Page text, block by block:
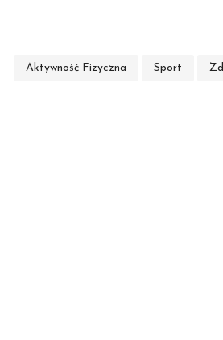
Aktywność Fizyczna Sport